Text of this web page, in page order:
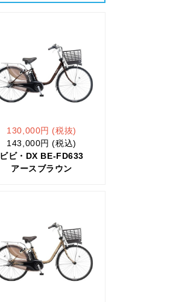
130,000円 (税抜)
143,000円 (税込)
ビビ・DX BE-FD633
アースブラウン